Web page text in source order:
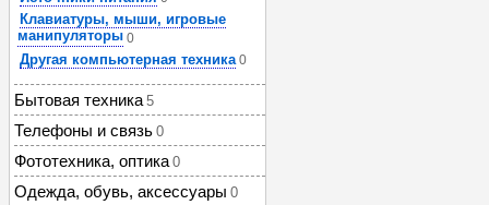
Клавиатуры, мыши, игровые
манипуляторы 0
Другая компьютерная техника 0
Бытовая техника 5
Телефоны и связь 0
Фототехника, оптика 0
Одежда, обувь, аксессуары 0